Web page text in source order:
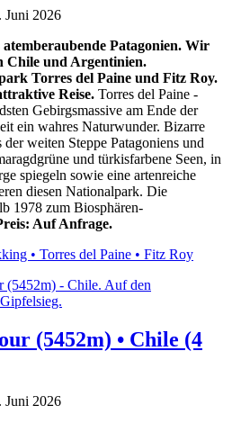
Juni 2026
Patagonien. Wir
Chile und Argentinien.
Torres del Paine und Fitz Roy.
Reise. Torres del Paine -
Gebirgsmassive am Ende der
ein wahres Naturwunder. Bizarre
weiten Steppe Patagoniens und
und türkisfarbene Seen, in
spiegeln sowie eine artenreiche
diesen Nationalpark. Die
1978 zum Biosphären-
Auf Anfrage.
• Torres del Paine • Fitz Roy
(5452m) • Chile (4
Juni 2026